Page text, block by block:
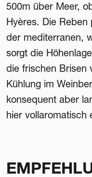
500m über Meer,
Hyères. Die
der mediterranen,
sorgt die
die frischen Brisen
Kühlung im
konsequent aber
hier vollaromatisch